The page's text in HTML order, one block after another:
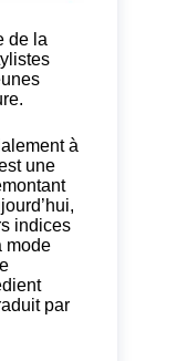
de la
à
une
indices
mode
par